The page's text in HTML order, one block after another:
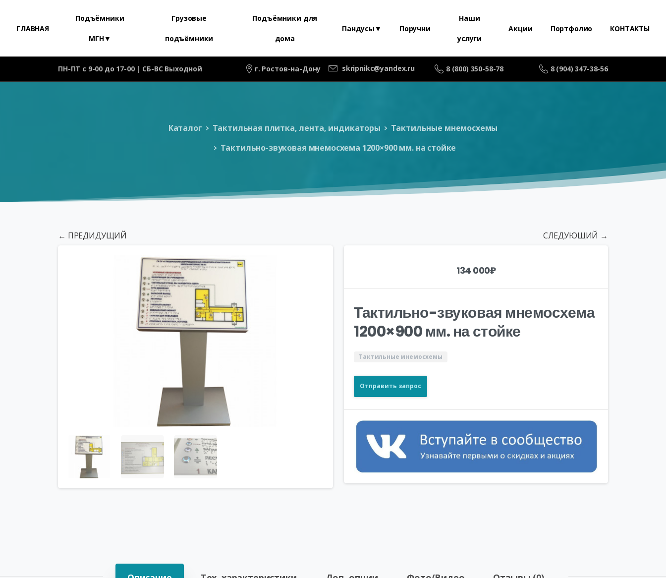
ГЛАВНАЯ
Подъёмники
МГН▼
Грузовые
подъёмники
Подъёмники для
дома
Пандусы▼ Поручни
Наши
услуги
Акции Портфолио КОНТАКТЫ
ПН-ПТ с 9-00 до 17-00 | СБ-ВС Выходной г. Ростов-на-Дону skripnikc@yandex.ru 8 (800) 350-58-78 8 (904) 347-38-56
Каталог Тактильная плитка, лента, индикаторы
Тактильные мнемосхемы
Тактильно-звуковая мнемосхема 1200×900 мм. на стойке
← ПРЕДИДУЩИЙ СЛЕДУЮЩИЙ →
134 000₽
Тактильно-звуковая мнемосхема
1200×900 мм. на стойке
Тактильные мнемосхемы
Отправить запрос